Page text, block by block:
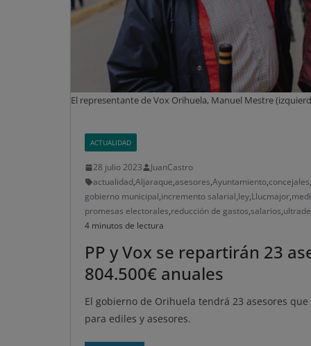
El representante de Vox Orihuela, Manuel Mestre
ACTUALIDAD
28 julio 2023
JuanCastro
actualidad,Aljaraque,asesores,Ayuntamiento,concejales,
gobierno municipal,incremento salarial,ley,Llucmajor,
promesas electorales,reducción de gastos,salarios,
4 minutos de lectura
PP y Vox se repartirán 23
804.500€ anuales
El gobierno de Orihuela tendrá 23 asesores
para ediles y asesores.